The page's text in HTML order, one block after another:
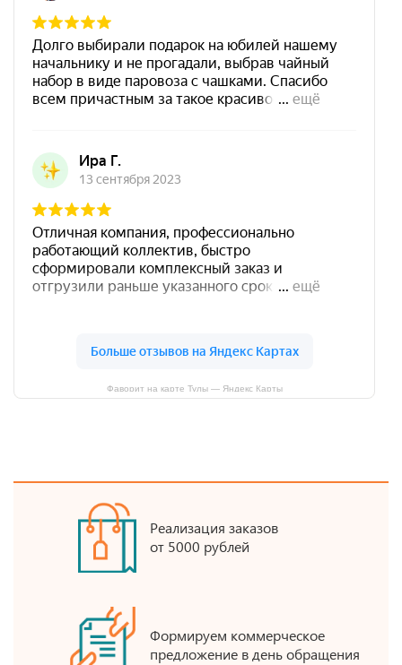
Фаворит на карте Тулы — Яндекс Карты
Реализация заказов
от 5000 рублей
Формируем коммерческое
предложение в день обращения